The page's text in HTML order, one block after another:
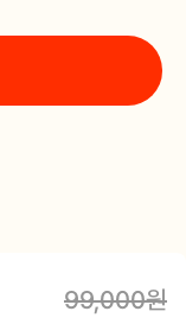
99,000원